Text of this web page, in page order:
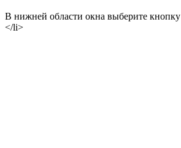
В нижней области окна выберите кнопку
</li>